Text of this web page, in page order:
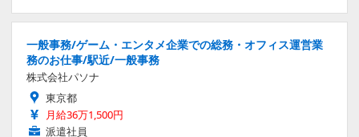
一般事務/ゲーム・エンタメ企業での総務・オフィス運営業
務のお仕事/駅近/一般事務
株式会社パソナ
東京都
月給36万1,500円
派遣社員